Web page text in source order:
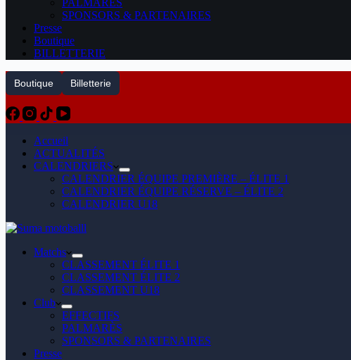
PALMARÈS
SPONSORS & PARTENAIRES
Presse
Boutique
BILLETTERIE
Boutique Billetterie
Accueil
ACTUALITÉS
CALENDRIERS
CALENDRIER ÉQUIPE PREMIÈRE – ÉLITE 1
CALENDRIER ÉQUIPE RÉSERVE – ÉLITE 2
CALENDRIER U18
Matchs
CLASSEMENT ÉLITE 1
CLASSEMENT ÉLITE 2
CLASSEMENT U18
Club
EFFECTIFS
PALMARÈS
SPONSORS & PARTENAIRES
Presse